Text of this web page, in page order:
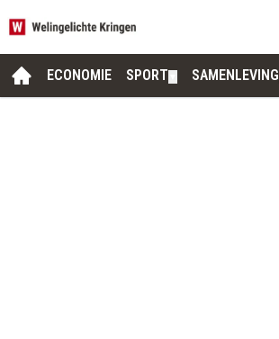
ECONOMIE SPORT SAMENLEVING